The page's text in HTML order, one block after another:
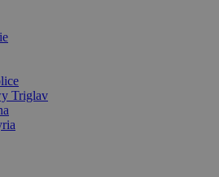
Triglav